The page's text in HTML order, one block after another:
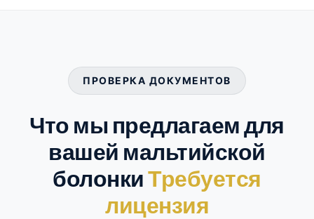
ПРОВЕРКА ДОКУМЕНТОВ
Что мы предлагаем для
вашей мальтийской
болонкиТребуется
лицензия